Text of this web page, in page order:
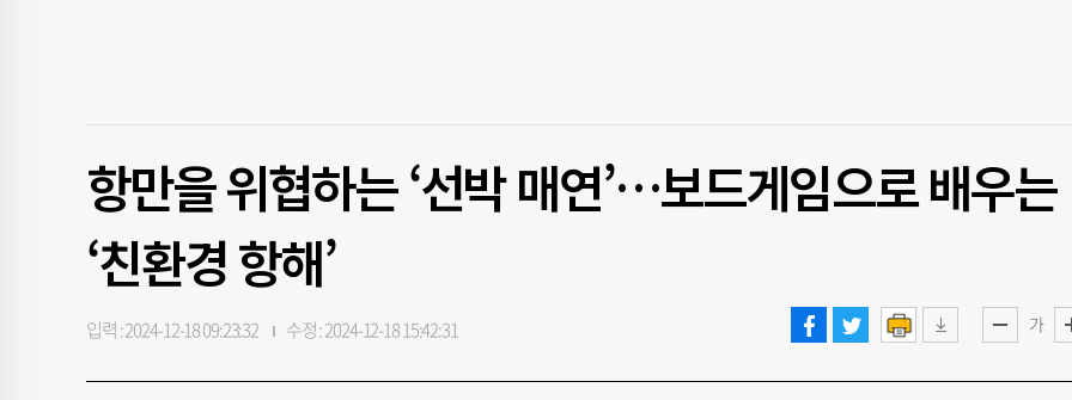
항만을 위협하는 ‘선박 매연’…보드게임으로 배우는
‘친환경 항해’
가
입력 : 2024-12-18 09:23:32 수정 : 2024-12-18 15:42:31